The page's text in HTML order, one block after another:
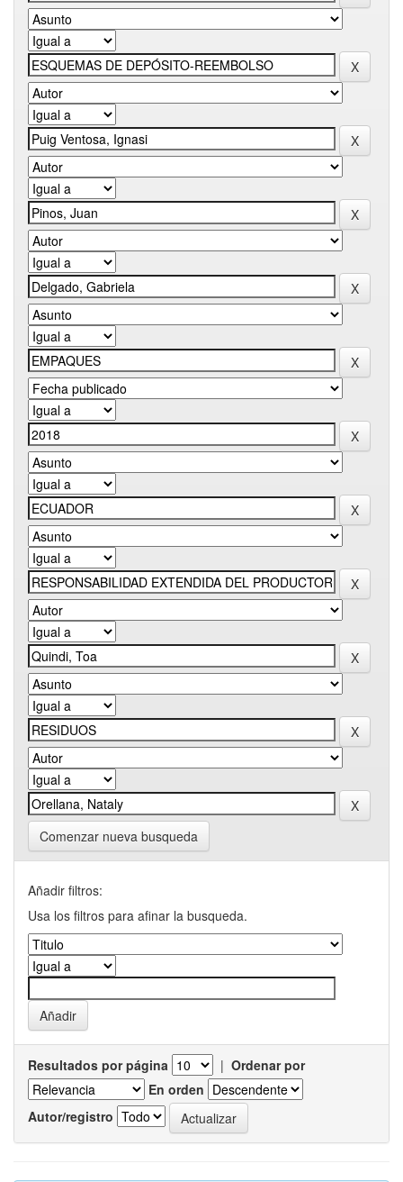
Comenzar nueva busqueda
Añadir filtros:
Usa los filtros para afinar la busqueda.
Resultados por página | Ordenar por
En orden
Autor/registro